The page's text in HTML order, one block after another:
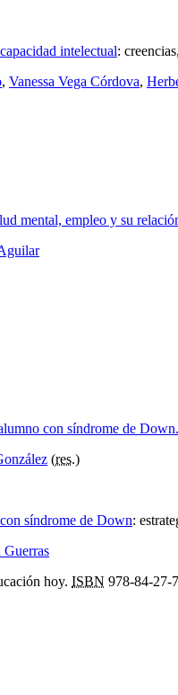
intelectual:
, Vanessa Vega Córdova,
mental, empleo y su
con síndrome de
(res.)
síndrome de Down:
Guerras
hoy. ISBN 978-84-27-